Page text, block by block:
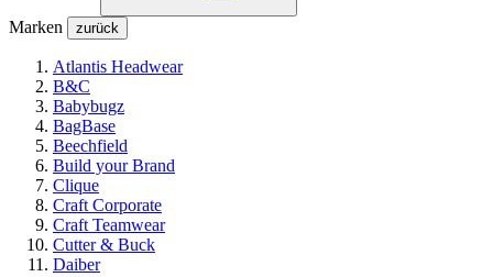
Marken zurück
Atlantis Headwear
B&C
Babybugz
BagBase
Beechfield
Build your Brand
Clique
Craft Corporate
Craft Teamwear
Cutter & Buck
Daiber